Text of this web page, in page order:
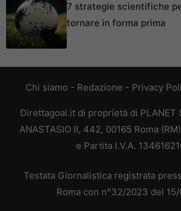
7 strategie scientifiche
tornare in forma prima
Chi siamo - Redazione - Privacy
Direttagoal.it di proprietà di PLANET
ANASTASIO II, 442, 00165 Roma
e Partita I.V.A.
Testata Giornalistica registrata
Roma con n°32/2023 del